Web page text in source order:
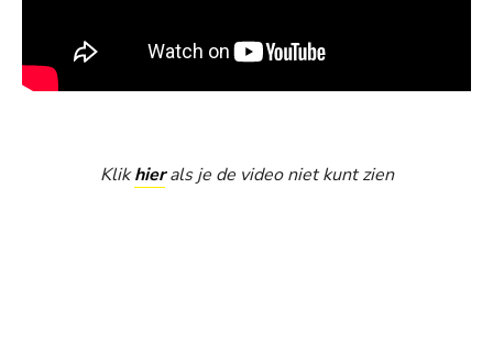
Klikhierals je de video niet kunt zien